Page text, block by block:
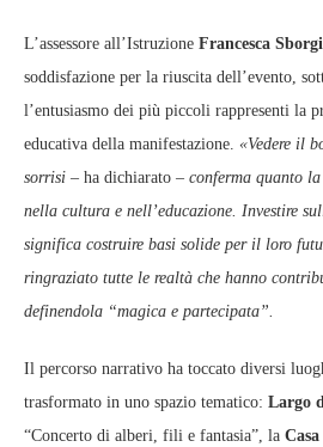
L’assessore all’Istruzione Francesca
soddisfazione per la riuscita dell’evento,
l’entusiasmo dei più piccoli rappresenti la
educativa della manifestazione. «Vedere il
sorrisi – ha dichiarato – conferma quanto
nella cultura e nell’educazione. Investire
significa costruire basi solide per il loro
ringraziato tutte le realtà che hanno
definendola “magica e partecipata”.
Il percorso narrativo ha toccato diversi
trasformato in uno spazio tematico: Largo
“Concerto di alberi, fili e fantasia”, la